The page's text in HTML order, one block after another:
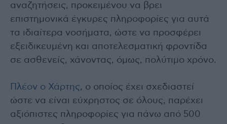
αναζητήσεις, προκειμένου να βρει
επιστημονικά έγκυρες πληροφορίες για αυτά
τα ιδιαίτερα νοσήματα, ώστε να προσφέρει
εξειδικευμένη και αποτελεσματική φροντίδα
σε ασθενείς, χάνοντας, όμως, πολύτιμο χρόνο.
Πλέον ο Χάρτης, ο οποίος έχει σχεδιαστεί
ώστε να είναι εύχρηστος σε όλους, παρέχει
αξιόπιστες πληροφορίες για πάνω από 500